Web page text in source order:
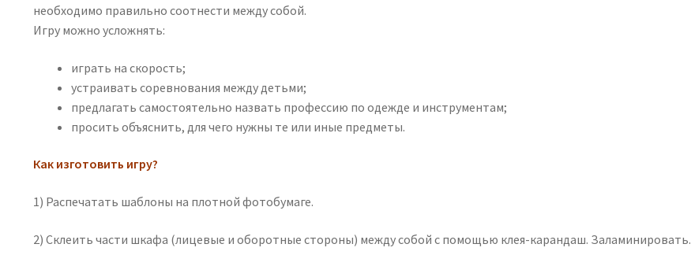
необходимо правильно соотнести между собой.
Игру можно усложнять:
играть на скорость;
устраивать соревнования между детьми;
предлагать самостоятельно назвать профессию по одежде и инструментам;
просить объяснить, для чего нужны те или иные предметы.
Как изготовить игру?
1) Распечатать шаблоны на плотной фотобумаге.
2) Склеить части шкафа (лицевые и оборотные стороны) между собой с помощью клея-карандаш. Заламинировать.